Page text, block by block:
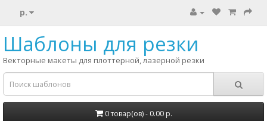
р.
Шаблоны для резки
Векторные макеты для плоттерной, лазерной резки
0 товар(ов) - 0.00 р.